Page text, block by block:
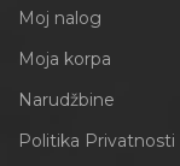
Moj nalog
Moja korpa
Narudžbine
Politika Privatnosti